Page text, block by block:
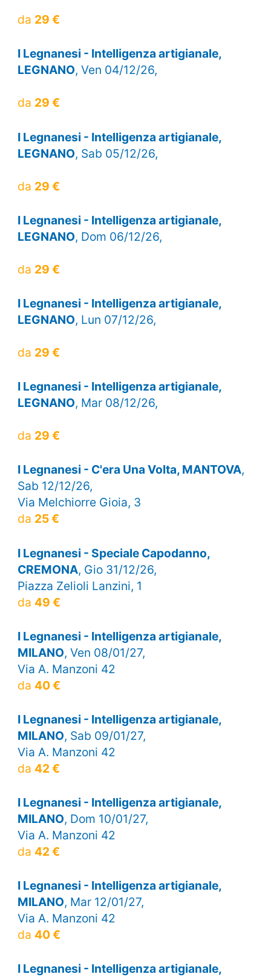
da 29 €
I Legnanesi - Intelligenza artigianale,
LEGNANO, Ven 04/12/26,
da 29 €
I Legnanesi - Intelligenza artigianale,
LEGNANO, Sab 05/12/26,
da 29 €
I Legnanesi - Intelligenza artigianale,
LEGNANO, Dom 06/12/26,
da 29 €
I Legnanesi - Intelligenza artigianale,
LEGNANO, Lun 07/12/26,
da 29 €
I Legnanesi - Intelligenza artigianale,
LEGNANO, Mar 08/12/26,
da 29 €
I Legnanesi - C'era Una Volta, MANTOVA,
Sab 12/12/26,
Via Melchiorre Gioia, 3
da 25 €
I Legnanesi - Speciale Capodanno,
CREMONA, Gio 31/12/26,
Piazza Zelioli Lanzini, 1
da 49 €
I Legnanesi - Intelligenza artigianale,
MILANO, Ven 08/01/27,
Via A. Manzoni 42
da 40 €
I Legnanesi - Intelligenza artigianale,
MILANO, Sab 09/01/27,
Via A. Manzoni 42
da 42 €
I Legnanesi - Intelligenza artigianale,
MILANO, Dom 10/01/27,
Via A. Manzoni 42
da 42 €
I Legnanesi - Intelligenza artigianale,
MILANO, Mar 12/01/27,
Via A. Manzoni 42
da 40 €
I Legnanesi - Intelligenza artigianale,